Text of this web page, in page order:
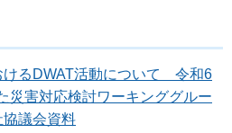
けるDWAT活動について 令和6
災害対応検討ワーキンググルー
議会資料